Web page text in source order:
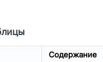
Содержание